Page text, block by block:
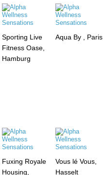
Sporting Live
Fitness Oase,
Hamburg
Aqua By , Paris
Fuxing Royale
Housing,
Vous lé Vous,
Hasselt